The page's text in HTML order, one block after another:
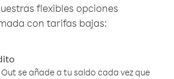
flexibles opciones
con tarifas bajas:
se añade a tu saldo cada vez que